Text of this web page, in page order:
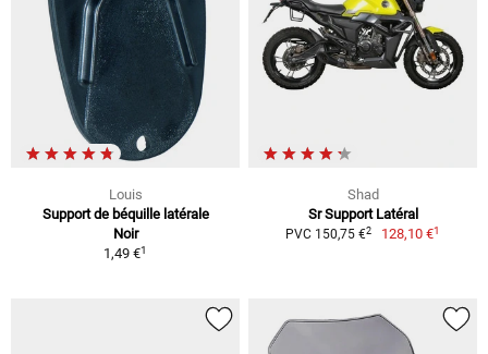
Louis
Support de béquille latérale
Noir
1,49 €1
Shad
Sr Support Latéral
PVC 150,75 €2 128,10 €1